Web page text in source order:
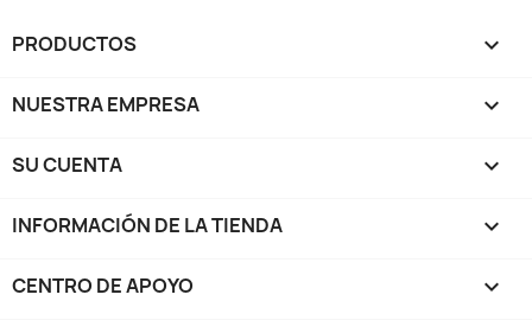
PRODUCTOS 
NUESTRA EMPRESA 
SU CUENTA 
INFORMACIÓN DE LA TIENDA keyboard_arrow_down
CENTRO DE APOYO 